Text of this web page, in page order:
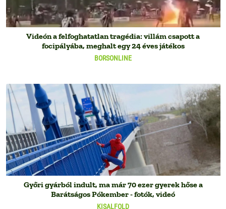
BORSONLINE
Videón a felfoghatatlan tragédia: villám csapott a
focipályába, meghalt egy 24 éves játékos
KISALFOLD
Győri gyárból indult, ma már 70 ezer gyerek hőse a
Barátságos Pókember - fotók, videó